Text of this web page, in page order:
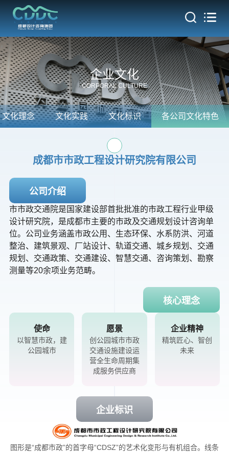
企业文化
CORPORAL CULTURE
文化理念 文化实践 文化标识 各公司文化特色
成都市市政工程设计研究院有限公司
公司介绍
市市政交通院是国家建设部首批批准的市政工程行业甲级
设计研究院，是成都市主要的市政及交通规划设计咨询单
位。公司业务涵盖市政公用、生态环保、水系防洪、河道
整治、建筑景观、厂站设计、轨道交通、城乡规划、交通
规划、交通政策、交通建设、智慧交通、咨询策划、勘察
测量等20余项业务范畴。
核心理念
使命
以智慧市政，建
公园城市
愿景
创公园城市市政
交通设施建设运
营全生命周期集
成服务供应商
企业精神
精筑匠心、智创
未来
企业标识
图形是“成都市政”的首字母“CDSZ”的艺术化变形与有机组合。线条